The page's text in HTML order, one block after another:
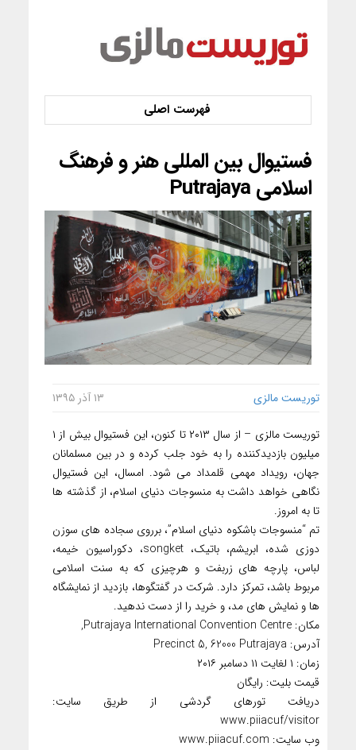
فستیوال بین المللی هنر و فرهنگ
اسلامی Putrajaya
توریست مالزی ۱۳ آذر ۱۳۹۵
توریست مالزی – از سال ۲۰۱۳ تا کنون، این فستیوال بیش از ۱
میلیون بازدیدکننده را به خود جلب کرده و در بین مسلمانان
جهان، رویداد مهمی قلمداد می شود. امسال، این فستیوال
نگاهی خواهد داشت به منسوجات دنیای اسلام، از گذشته ها
تا به امروز.
تم “منسوجات باشکوه دنیای اسلام”، برروی سجاده های سوزن
دوزی شده، ابریشم، باتیک، songket، دکوراسیون خیمه،
لباس، پارچه های زربفت و هرچیزی که به سنت اسلامی
مربوط باشد، تمرکز دارد. شرکت در گفتگوها، بازدید از نمایشگاه
ها و نمایش های مد، و خرید را از دست ندهید.
مکان: Putrajaya International Convention Centre,
آدرس: Precinct 5, 62000 Putrajaya
زمان: ۱ لغایت ۱۱ دسامبر ۲۰۱۶
قیمت بلیت: رایگان
دریافت تورهای گردشی از طریق سایت:
www.piiacuf/visitor
وب سایت: www.piiacuf.com